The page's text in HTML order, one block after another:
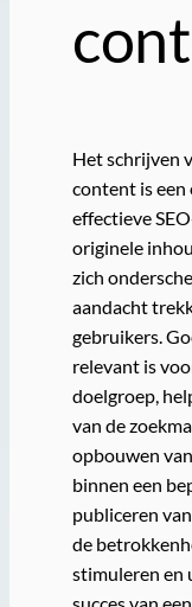
Het schrijven
content is een
effectieve
originele
zich
aandacht
gebruikers.
relevant is
doelgroep,
van de
opbouwen
binnen een
publiceren
de
stimuleren en